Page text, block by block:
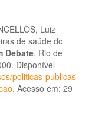
Luiz
de saúde do
Debate, Rio de
Disponível
politicas-publicas-
. Acesso em: 29